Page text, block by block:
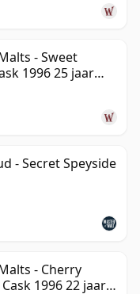
- Sweet
1996 25 jaar
- Secret Speyside
- Cherry
1996 22 jaar